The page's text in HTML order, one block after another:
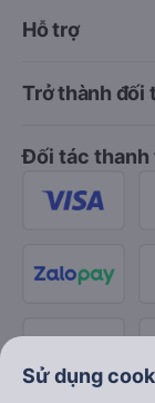
Hỗ trợ
Trở thành đối
Đối tác thanh
Sử dụng